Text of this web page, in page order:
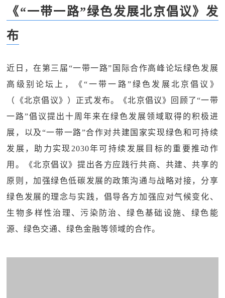
《“一带一路”绿色发展北京倡议》发
布
近日，在第三届“一带一路”国际合作高峰论坛绿色发展
高级别论坛上，《“一带一路”绿色发展北京倡议》
（《北京倡议》）正式发布。《北京倡议》回顾了“一带
一路”倡议提出十周年来在绿色发展领域取得的积极进
展，以及“一带一路”合作对共建国家实现绿色和可持续
发展，助力实现2030年可持续发展目标的重要推动作
用。《北京倡议》提出各方应践行共商、共建、共享的
原则，加强绿色低碳发展的政策沟通与战略对接，分享
绿色发展的理念与实践，倡导各方加强应对气候变化、
生物多样性治理、污染防治、绿色基础设施、绿色能
源、绿色交通、绿色金融等领域的合作。